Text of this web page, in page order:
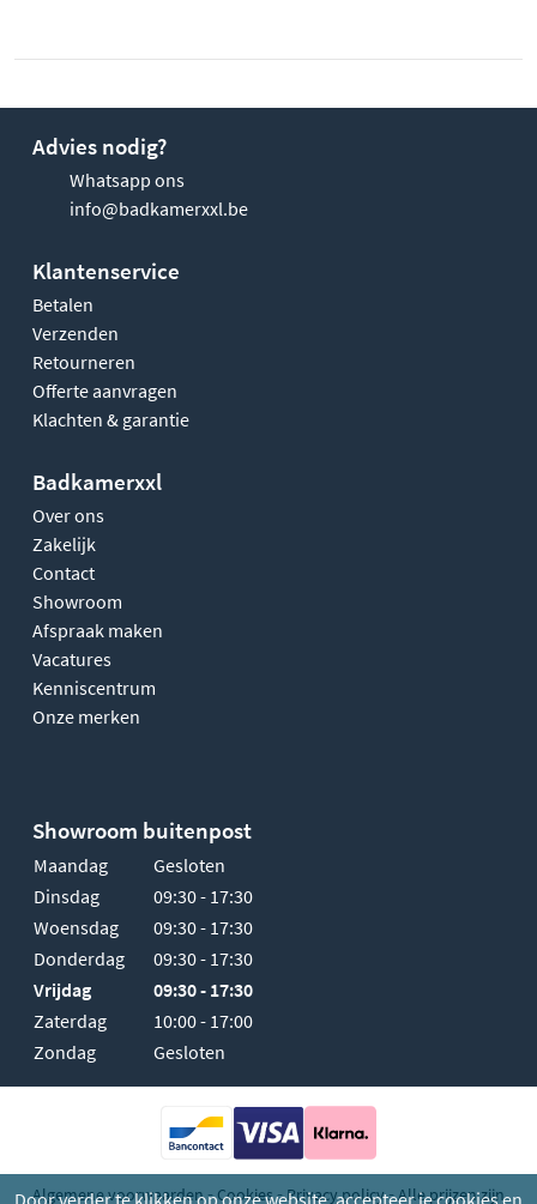
Door verder te klikken op onze website, accepteer je cookies en
Advies nodig?
Whatsapp ons
info@badkamerxxl.be
Klantenservice
Betalen
Verzenden
Retourneren
Offerte aanvragen
Klachten & garantie
Badkamerxxl
Over ons
Zakelijk
Contact
Showroom
Afspraak maken
Vacatures
Kenniscentrum
Onze merken
Showroom buitenpost
Maandag
Gesloten
Dinsdag
09:30 - 17:30
Woensdag
09:30 - 17:30
Donderdag
09:30 - 17:30
Vrijdag
09:30 - 17:30
Zaterdag
10:00 - 17:00
Zondag
Gesloten
Algemene voorwaarden -Cookies-Privacy policy -Alle prijzen zijn